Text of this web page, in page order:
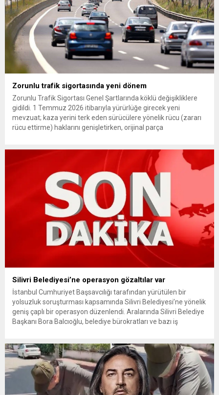
Zorunlu trafik sigortasında yeni dönem
Zorunlu Trafik Sigortası Genel Şartlarında köklü değişikliklere
gidildi. 1 Temmuz 2026 itibarıyla yürürlüğe girecek yeni
mevzuat; kaza yerini terk eden sürücülere yönelik rücu (zararı
rücu ettirme) haklarını genişletirken, orijinal parça
getiriyor. Hazine Müsteşarlığına bağlı ilgili kurumlarca...
Silivri Belediyesi’ne operasyon gözaltılar var
İstanbul Cumhuriyet Başsavcılığı tarafından yürütülen bir
yolsuzluk soruşturması kapsamında Silivri Belediyesi’ne yönelik
geniş çaplı bir operasyon düzenlendi. Aralarında Silivri Belediye
Başkanı Bora Balcıoğlu, belediye bürokratları ve bazı iş
inceleme ve arama çalışmaları devam ediyor. İstanbul’da...